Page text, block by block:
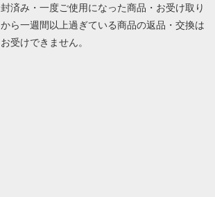
封済み・一度ご使用になった商品・お受け取り
から一週間以上過ぎている商品の返品・交換は
お受けできません。